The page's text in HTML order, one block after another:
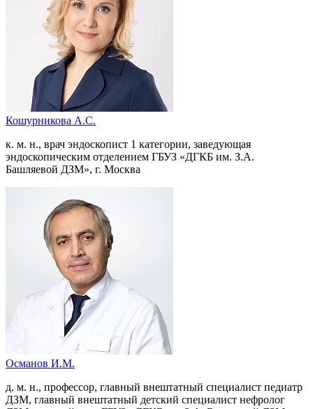
Кошурникова А.С.
к. м. н., врач эндоскопист 1 категории, заведующая
эндоскопическим отделением ГБУЗ «ДГКБ им. З.А.
Башляевой ДЗМ», г. Москва
Османов И.М.
д. м. н., профессор, главный внештатный специалист педиатр
ДЗМ, главный внештатный детский специалист нефролог